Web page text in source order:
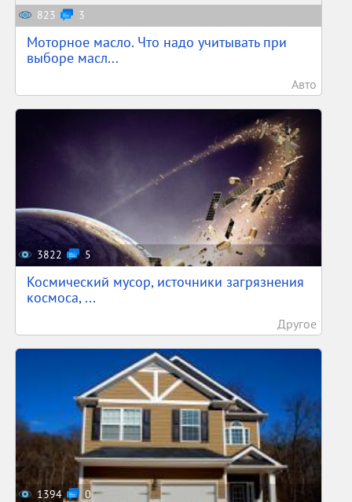
823 3
Моторное масло. Что надо учитывать при
выборе масл...
Авто
3822 5
Космический мусор, источники загрязнения
космоса, ...
Другое
1394 0